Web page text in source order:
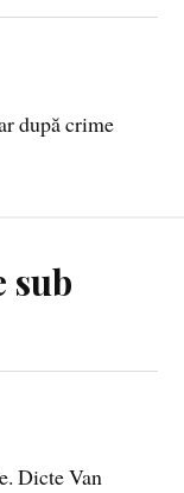
după crime
sub
Dicte Van